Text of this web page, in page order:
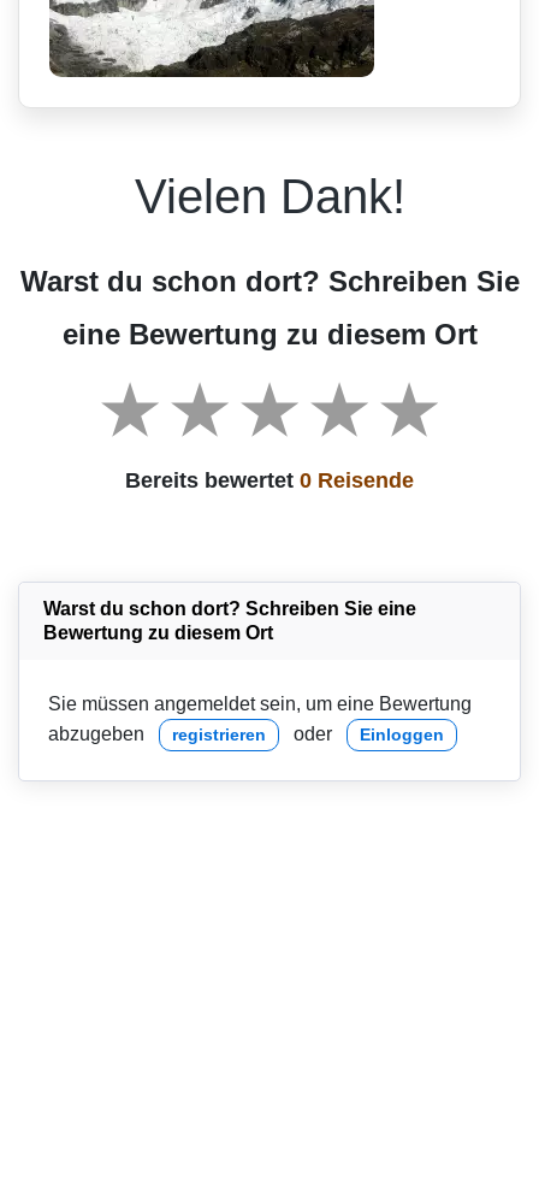
Vielen Dank!
Warst du schon dort? Schreiben Sie
eine Bewertung zu diesem Ort
Bereits bewertet 0 Reisende
Warst du schon dort? Schreiben Sie eine
Bewertung zu diesem Ort
Sie müssen angemeldet sein, um eine Bewertung
abzugeben
registrieren oder Einloggen